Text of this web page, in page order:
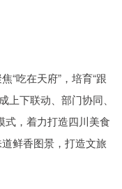
“吃在天府”，培育“跟
上下联动、部门协同、
式，着力打造四川美食
鲜香图景，打造文旅